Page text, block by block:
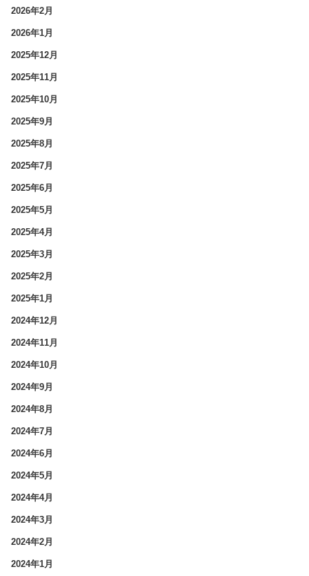
2026年2月
2026年1月
2025年12月
2025年11月
2025年10月
2025年9月
2025年8月
2025年7月
2025年6月
2025年5月
2025年4月
2025年3月
2025年2月
2025年1月
2024年12月
2024年11月
2024年10月
2024年9月
2024年8月
2024年7月
2024年6月
2024年5月
2024年4月
2024年3月
2024年2月
2024年1月